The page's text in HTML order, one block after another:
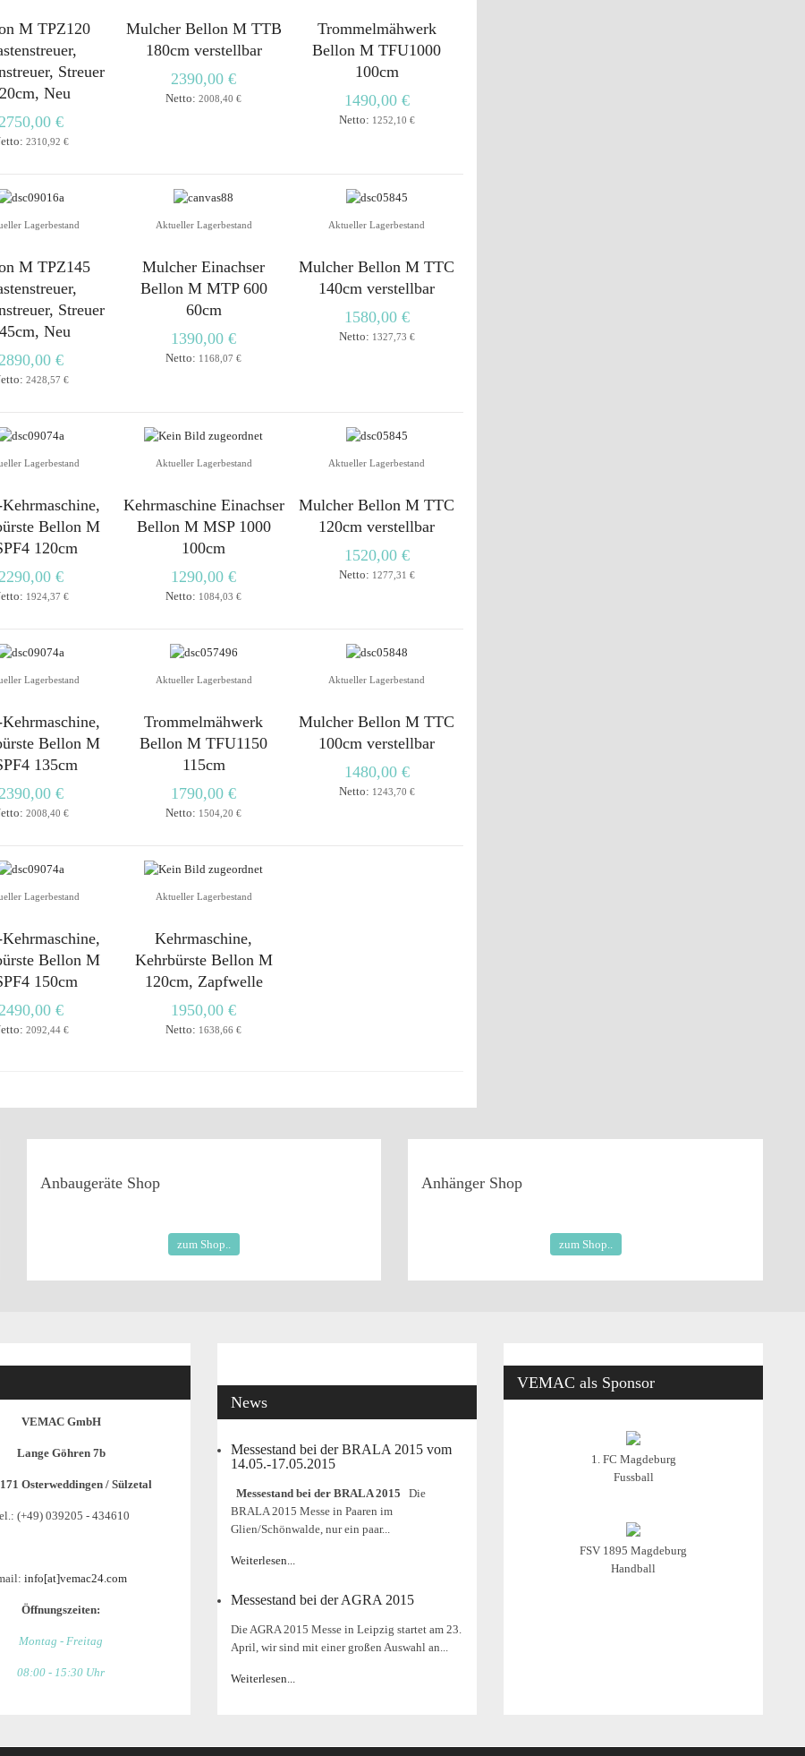
M TPZ120
Streuer
Neu
€
2310,92 €
Mulcher Bellon M TTB
180cm verstellbar
2390,00 €
Netto:2008,40 €
Trommelmähwerk
Bellon M TFU1000
100cm
1490,00 €
Netto: 1252,10 €
Lagerbestand
M TPZ145
Streuer
Neu
€
2428,57 €
Aktueller Lagerbestand
Mulcher Einachser
Bellon M MTP 600
60cm
1390,00 €
Netto: 1168,07 €
Aktueller Lagerbestand
Mulcher Bellon M TTC
140cm verstellbar
1580,00 €
Netto: 1327,73 €
Lagerbestand
Bellon M
120cm
€
1924,37 €
Aktueller Lagerbestand
Kehrmaschine Einachser
Bellon M MSP 1000
100cm
1290,00 €
Netto: 1084,03 €
Aktueller Lagerbestand
Mulcher Bellon M TTC
120cm verstellbar
1520,00 €
Netto: 1277,31 €
Lagerbestand
Bellon M
135cm
€
2008,40 €
Aktueller Lagerbestand
Trommelmähwerk
Bellon M TFU1150
115cm
1790,00 €
Netto: 1504,20 €
Aktueller Lagerbestand
Mulcher Bellon M TTC
100cm verstellbar
1480,00 €
Netto: 1243,70 €
Lagerbestand
Bellon M
150cm
€
2092,44 €
Aktueller Lagerbestand
Kehrmaschine,
Kehrbürste Bellon M
120cm, Zapfwelle
1950,00 €
Netto: 1638,66 €
AnbaugeräteShop
zum Shop..
Anhänger Shop
zum Shop..
VEMAC GmbH
Lange Göhren 7b
Osterweddingen / Sülzetal
(+49) 039205 - 434610
info[at]vemac24.com
Öffnungszeiten:
Montag - Freitag
08:00 - 15:30 Uhr
News
Messestand bei der BRALA 2015 vom
14.05.-17.05.2015
Messestand bei der BRALA 2015 Die
BRALA 2015 Messe in Paaren im
Glien/Schönwalde, nur ein paar...
Weiterlesen...
Messestand bei der AGRA 2015
Die AGRA 2015 Messe in Leipzig startet am 23.
April, wir sind mit einer großen Auswahl an...
Weiterlesen...
VEMAC als Sponsor
1. FC Magdeburg
Fussball
FSV 1895 Magdeburg
Handball